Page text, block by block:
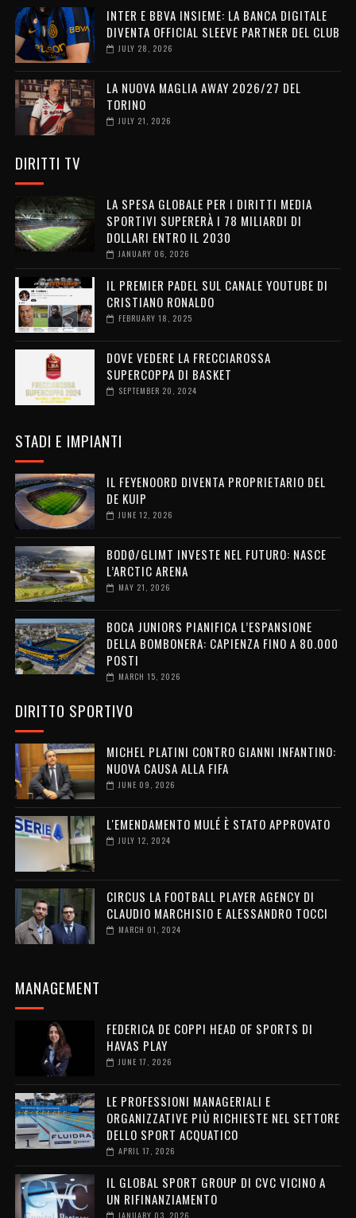
INTER E BBVA INSIEME: LA BANCA DIGITALE
DIVENTA OFFICIAL SLEEVE PARTNER DEL CLUB
JULY 28, 2026
LA NUOVA MAGLIA AWAY 2026/27 DEL
TORINO
JULY 21, 2026
DIRITTI TV
LA SPESA GLOBALE PER I DIRITTI MEDIA
SPORTIVI SUPERERÀ I 78 MILIARDI DI
DOLLARI ENTRO IL 2030
JANUARY 06, 2026
IL PREMIER PADEL SUL CANALE YOUTUBE DI
CRISTIANO RONALDO
FEBRUARY 18, 2025
DOVE VEDERE LA FRECCIAROSSA
SUPERCOPPA DI BASKET
SEPTEMBER 20, 2024
STADI E IMPIANTI
IL FEYENOORD DIVENTA PROPRIETARIO DEL
DE KUIP
JUNE 12, 2026
BODØ/GLIMT INVESTE NEL FUTURO: NASCE
L’ARCTIC ARENA
MAY 21, 2026
BOCA JUNIORS PIANIFICA L’ESPANSIONE
DELLA BOMBONERA: CAPIENZA FINO A 80.000
POSTI
MARCH 15, 2026
DIRITTO SPORTIVO
MICHEL PLATINI CONTRO GIANNI INFANTINO:
NUOVA CAUSA ALLA FIFA
JUNE 09, 2026
L'EMENDAMENTO MULÉ È STATO APPROVATO
JULY 12, 2024
CIRCUS LA FOOTBALL PLAYER AGENCY DI
CLAUDIO MARCHISIO E ALESSANDRO TOCCI
MARCH 01, 2024
MANAGEMENT
FEDERICA DE COPPI HEAD OF SPORTS DI
HAVAS PLAY
JUNE 17, 2026
LE PROFESSIONI MANAGERIALI E
ORGANIZZATIVE PIÙ RICHIESTE NEL SETTORE
DELLO SPORT ACQUATICO
APRIL 17, 2026
IL GLOBAL SPORT GROUP DI CVC VICINO A
UN RIFINANZIAMENTO
JANUARY 03, 2026